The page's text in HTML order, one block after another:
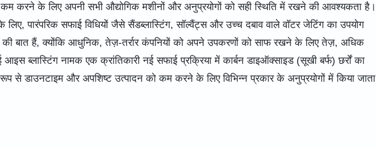
करने के लिए अपनी सभी औद्योगिक मशीनों और अनुप्रयोगों को सही स्थिति में रखने की आवश्यकता है।
पारंपरिक सफाई विधियों जैसे सैंडब्लास्टिंग, सॉल्वैंट्स और उच्च दबाव वाले वॉटर जेटिंग का उपयोग
बात हैं, क्योंकि आधुनिक, तेज़-तर्रार कंपनियों को अपने उपकरणों को साफ रखने के लिए तेज़, अधिक
ब्लास्टिंग नामक एक क्रांतिकारी नई सफाई प्रक्रिया में कार्बन डाइऑक्साइड (सूखी बर्फ) छर्रों का
से डाउनटाइम और अपशिष्ट उत्पादन को कम करने के लिए विभिन्न प्रकार के अनुप्रयोगों में किया जाता